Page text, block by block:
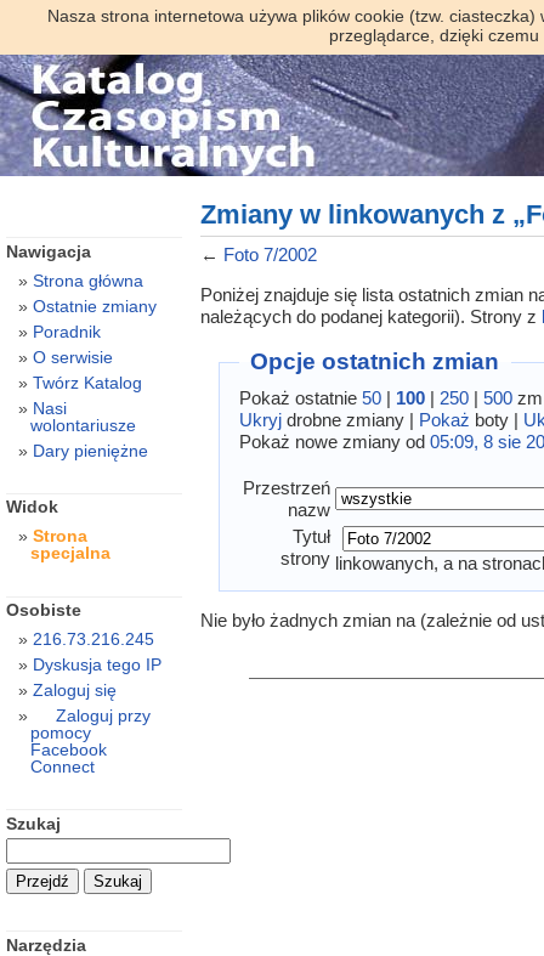
Nasza strona internetowa używa plików cookie (tzw.
przeglądarce, dzięki
Zmiany w linkowanych z
← Foto 7/2002
Poniżej znajduje się lista ostatnich zmian
należących do podanej kategorii). Strony z
Opcje ostatnich zmian
Pokaż ostatnie 50| 100| 250| 500
Ukryjdrobne zmiany | Pokaż boty |
Pokaż nowe zmiany od 05:09, 8 sie
Przestrzeń
nazw
Tytuł
strony linkowanych, a na
Nie było żadnych zmian na (zależnie od
Nawigacja
Strona główna
Ostatnie zmiany
Poradnik
O serwisie
Twórz Katalog
Nasi
wolontariusze
Dary pieniężne
Widok
Strona
specjalna
Osobiste
216.73.216.245
Dyskusja tego IP
Zaloguj się
Zaloguj przy
pomocy
Facebook
Connect
Szukaj
Narzędzia